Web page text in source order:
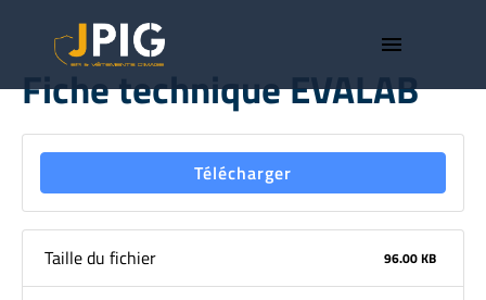
menu
Fiche technique EVALAB
Télécharger
Taille du fichier 96.00 KB